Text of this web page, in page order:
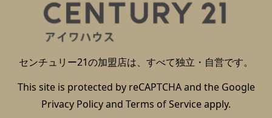
センチュリー21の加盟店は、すべて独立・自営です。
This site is protected by reCAPTCHA and the Google
Privacy Policyand Terms of Serviceapply.